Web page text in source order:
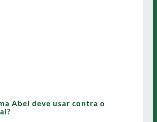
Abel deve usar contra o